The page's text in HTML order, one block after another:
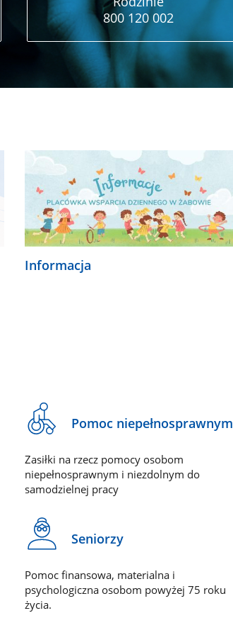
800 120 002
Informacja
Pomoc niepełnosprawnym
Zasiłki na rzecz pomocy osobom
niepełnosprawnym i niezdolnym do
samodzielnej pracy
Seniorzy
Pomoc finansowa, materialna i
psychologiczna osobom powyżej 75 roku
życia.